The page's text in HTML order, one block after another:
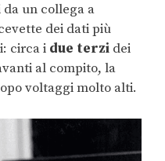
un collega a
dei dati più
circa i due terzi dei
al compito, la
voltaggi molto alti.